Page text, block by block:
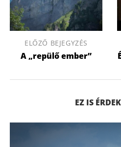
ELŐZŐ BEJEGYZÉS
A „repülő ember”
EZ IS